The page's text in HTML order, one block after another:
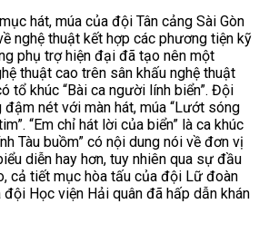
hát, múa của đội Tân cảng Sài Gòn
nghệ thuật kết hợp các phương tiện kỹ
phụ trợ hiện đại đã tạo nên một
thuật cao trên sân khấu nghệ thuật
tổ khúc “Bài ca người lính biển”. Đội
nét với màn hát, múa “Lướt sóng
“Em chỉ hát lời của biển” là ca khúc
Tàu buồm” có nội dung nói về đơn vị
diễn hay hơn, tuy nhiên qua sự đầu
cả tiết mục hòa tấu của đội Lữ đoàn
Học viện Hải quân đã hấp dẫn khán